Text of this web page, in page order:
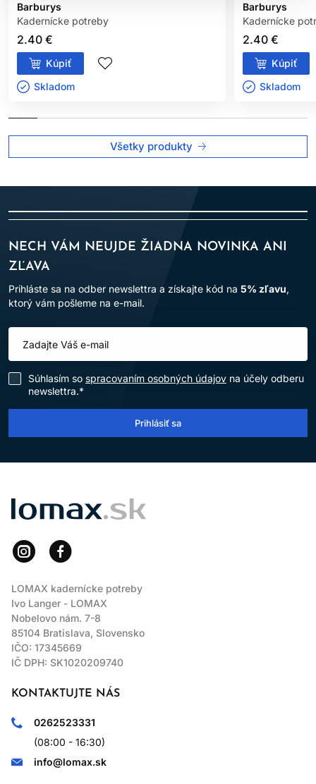
Barburys
Kadernícke potreby
2.40 €
Kúpiť
Skladom ㅤ
Barburys
Kadernícke
2.40 €
Kúpiť
Skladom ㅤ
Všetky produkty
NECH VÁM NEUJDE ŽIADNA NOVINKA ANI
ZĽAVA
Prihláste sa na odber newslettra a získajte kód na 5% zľavu,
ktorý vám pošleme na e-mail.
Súhlasím so spracovaním osobných údajov na účely odberu
newslettra.*
Prihlásiť sa
LOMAX
LOMAX kadernícke potreby
Ivo Langer - LOMAX
Nobelovo nám. 7-8
85104 Bratislava, Slovensko
IČO: 17345669
IČ DPH: SK1020209740
KONTAKTUJTE NÁS
0262523331
(08:00 - 16:30)
info@lomax.sk